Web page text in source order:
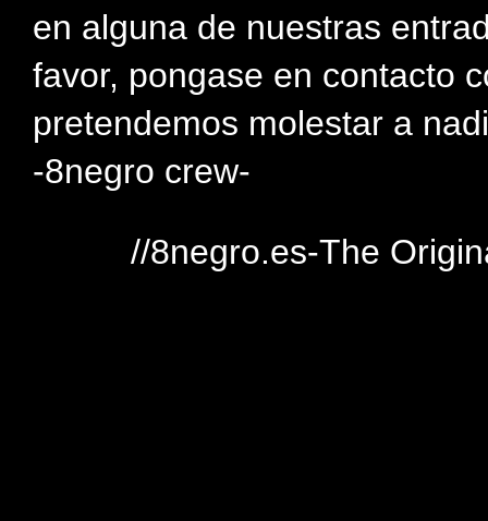
en alguna de nuestras
favor, pongase en contacto
pretendemos molestar a
-8negro crew-
//8negro.es-The